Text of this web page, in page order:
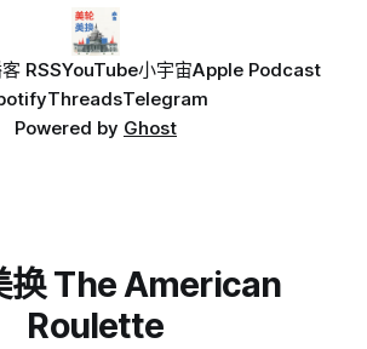
RSSYouTube小宇宙Apple Podcast
ThreadsTelegram
Powered by Ghost
换 The American
Roulette